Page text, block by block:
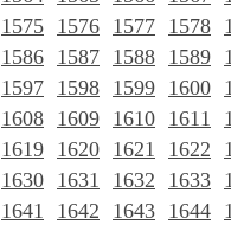
1575 1576 1577 1578
1586 1587 1588 1589
1597 1598 1599 1600
1608 1609 1610 1611
1619 1620 1621 1622
1630 1631 1632 1633
1641
1642 1643 1644